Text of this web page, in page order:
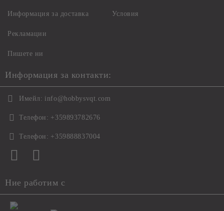
Информация за доставка
Рекламации
Пишете ни
Условия
Информация за контакти:
Имейл: info@hobbysvqt.com
Телефон: +359893782676
Телефон: +359888837004
Ние работим с